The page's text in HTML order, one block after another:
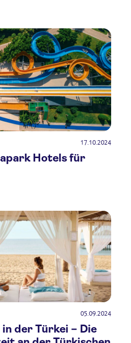
17.10.2024
Hotels für
05.09.2024
der Türkei – Die